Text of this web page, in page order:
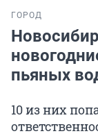
ГОРОД
пьяных
10 из них